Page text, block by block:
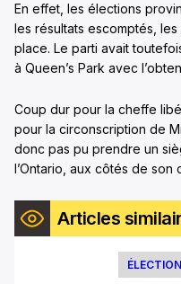
En effet, les élections
les résultats escomptés, les
place. Le parti avait
à Queen’s Park avec
Coup dur pour la cheffe
pour la circonscription de
donc pas pu prendre un
l’Ontario, aux côtés de son
Articles